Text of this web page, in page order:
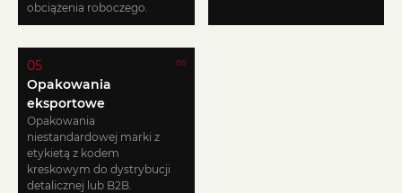
obciążenia roboczego.
05
05
Opakowania
eksportowe
Opakowania
niestandardowej marki z
etykietą z kodem
kreskowym do dystrybucji
detalicznej lub B2B.